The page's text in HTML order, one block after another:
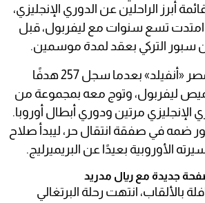
أبرز الراحلين عن الدوري الإنجليزي،
تسع سنوات مع ليفربول، قبل
سبور التركي بعقد لمدة موسمين.
وغادر قائد منتخب مصر «أنفيلد» بعدما سجل 257 هدفًا
بقميص ليفربول، وتوج معه بمجموعة من
الإنجليزي مرتين ودوري أبطال أوروبا.
ضمه في صفقة انتقال حر، ليبدأ صلاح
الأوروبية بعيدًا عن البريميرليج.
جديدة مع ريال مدريد
بالألقاب، انتهت رحلة البرتغالي